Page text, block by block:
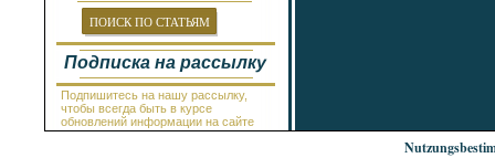
Рогачево
Руссе
Самоков
Св.Константин и Елена
Святой Влас
Синеморец
Сливен
ПОИСК ПО СТАТЬЯМ
Подписка на рассылку
Подпишитесь на нашу рассылку,
чтобы всегда быть в курсе
обновлений информации на сайте